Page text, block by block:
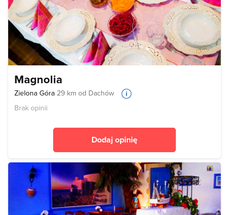
Magnolia
Zielona Góra 29 km od Dachów
Brak opinii
Dodaj opinię